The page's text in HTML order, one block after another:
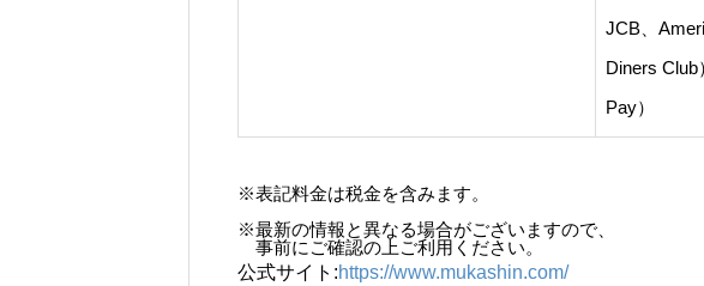
JCB、
Diners
Pay）
※表記料金は税金を含みます。
※最新の情報と異なる場合がございますので、
事前にご確認の上ご利用ください。
公式サイト:https://www.mukashin.com/